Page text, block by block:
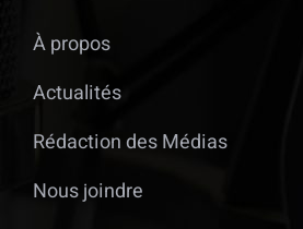
À propos
Actualités
Rédaction des Médias
Nous joindre